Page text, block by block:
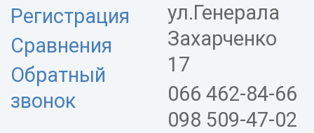
Регистрация
Сравнения
Обратный
звонок
ул.Генерала
Захарченко
17
066 462-84-66
098 509-47-02